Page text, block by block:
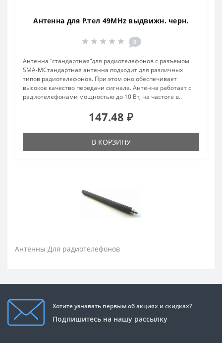
Антенна для Р.тел 49MHz выдвижн. черн.
0
Антенна "стандартная"для радиотелефонов с разъемом
SMA-MСтандартная антенна подходит для различных
типов радиотелефонов. При этом оно обеспечивает
высокое качество передачи сигнала. Антенна работает с
радиотелефонами мощностью до 10 Вт, на частоте в..
147.48 ₽
В КОРЗИНУ
Антенны Для радиотелефонов
Хотите узнавать первым об акциях и скидках?
Подпишитесь на нашу рассылку